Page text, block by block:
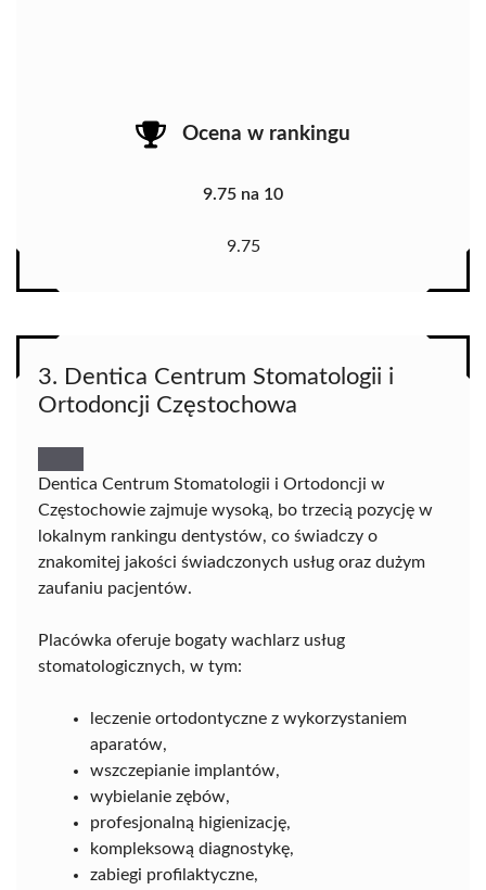
Ocena w rankingu
9.75 na 10
9.75
3. Dentica Centrum Stomatologii i
Ortodoncji Częstochowa
Dentica Centrum Stomatologii i Ortodoncji w
Częstochowie zajmuje wysoką, bo trzecią pozycję w
lokalnym rankingu dentystów, co świadczy o
znakomitej jakości świadczonych usług oraz dużym
zaufaniu pacjentów.
Placówka oferuje bogaty wachlarz usług
stomatologicznych, w tym:
leczenie ortodontyczne z wykorzystaniem
aparatów,
wszczepianie implantów,
wybielanie zębów,
profesjonalną higienizację,
kompleksową diagnostykę,
zabiegi profilaktyczne,